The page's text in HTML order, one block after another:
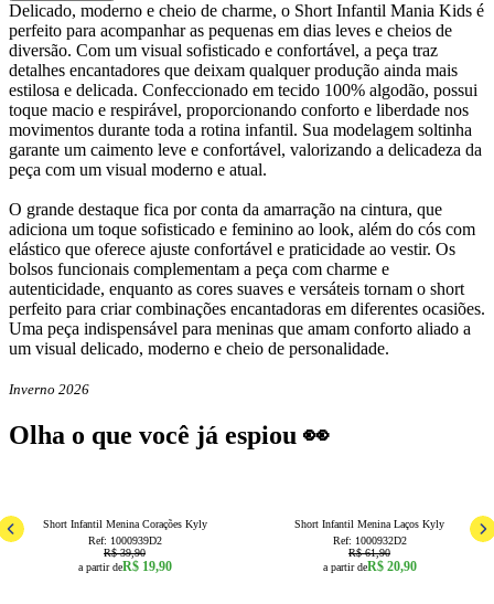
Delicado, moderno e cheio de charme, o Short Infantil Mania Kids é
perfeito para acompanhar as pequenas em dias leves e cheios de
diversão. Com um visual sofisticado e confortável, a peça traz
detalhes encantadores que deixam qualquer produção ainda mais
estilosa e delicada. Confeccionado em tecido 100% algodão, possui
toque macio e respirável, proporcionando conforto e liberdade nos
movimentos durante toda a rotina infantil. Sua modelagem soltinha
garante um caimento leve e confortável, valorizando a delicadeza da
peça com um visual moderno e atual.
O grande destaque fica por conta da amarração na cintura, que
adiciona um toque sofisticado e feminino ao look, além do cós com
elástico que oferece ajuste confortável e praticidade ao vestir. Os
bolsos funcionais complementam a peça com charme e
autenticidade, enquanto as cores suaves e versáteis tornam o short
perfeito para criar combinações encantadoras em diferentes ocasiões.
Uma peça indispensável para meninas que amam conforto aliado a
um visual delicado, moderno e cheio de personalidade.
Inverno 2026
Olha o que você já espiou 👀
Short Infantil Menina Corações Kyly
Ref: 1000939D2
R$ 39,90
a partir deR$ 19,90
Short Infantil Menina Laços Kyly
Ref: 1000932D2
R$ 61,90
a partir deR$ 20,90